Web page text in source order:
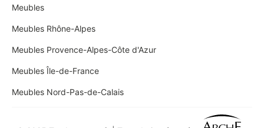
Meubles
Meubles Rhône-Alpes
Meubles Provence-Alpes-Côte d'Azur
Meubles Île-de-France
Meubles Nord-Pas-de-Calais